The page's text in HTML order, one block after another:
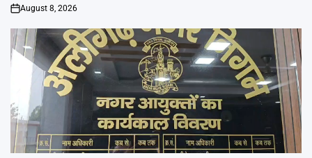
on
August 8, 2026